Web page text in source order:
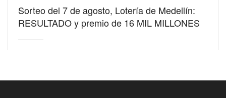
Sorteo del 7 de agosto, Lotería de Medellín:
RESULTADO y premio de 16 MIL MILLONES